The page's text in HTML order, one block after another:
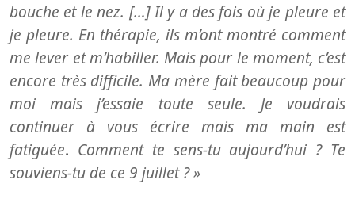
bouche et le nez. […] Il y a des fois où je pleure et
je pleure. En thérapie, ils m’ont montré comment
me lever et m’habiller. Mais pour le moment, c’est
encore très difficile. Ma mère fait beaucoup pour
moi mais j’essaie toute seule. Je voudrais
continuer à vous écrire mais ma main est
fatiguée. Comment te sens-tu aujourd’hui ? Te
souviens-tu de ce 9 juillet ? »